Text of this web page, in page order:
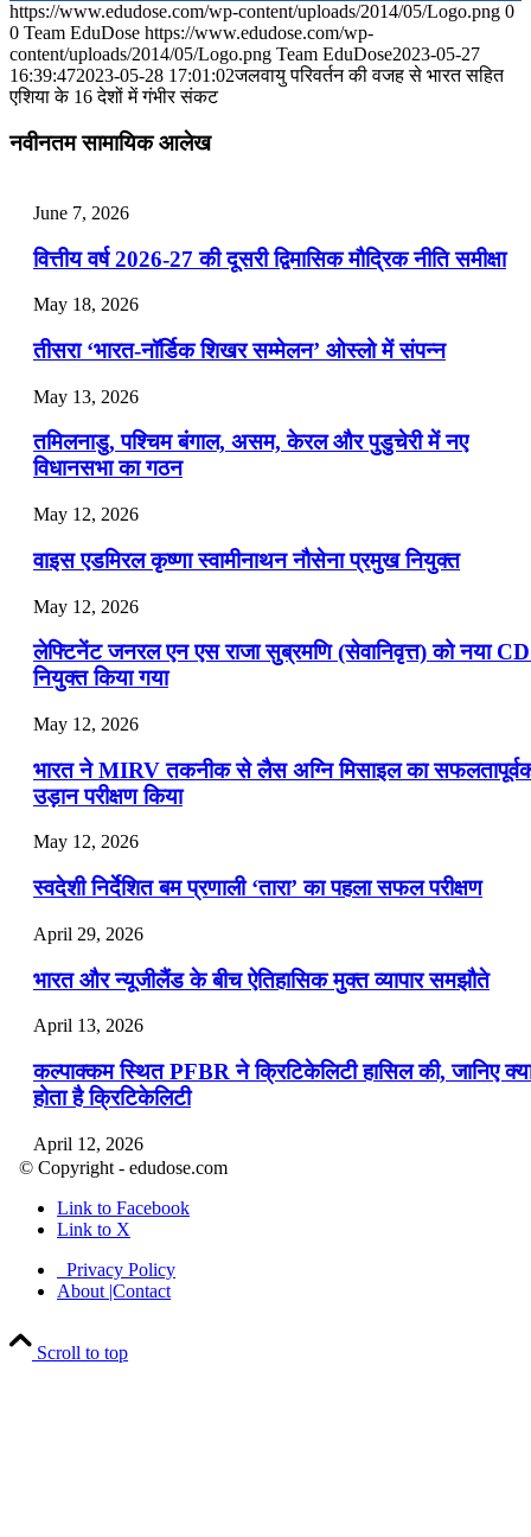
July 28, 2026
📝 डेली करेंट अफेयर्स: 25-27 जुलाई 2026
July 22, 2026
📝 डेली करेंट अफेयर्स: 19-21 जुलाई 2026
July 19, 2026
📝 डेली करेंट अफेयर्स: 16-18 जुलाई 2026
July 16, 2026
📝 डेली करेंट अफेयर्स: 13-15 जुलाई 2026
https://www.edudose.com/wp-content/uploads/2014/05/Logo.png 0
0 Team EduDose https://www.edudose.com/wp-
content/uploads/2014/05/Logo.png Team EduDose2023-05-27
16:39:472023-05-28 17:01:02जलवायु परिवर्तन की वजह से भारत सहित
एशिया के 16 देशों में गंभीर संकट
नवीनतम सामायिक आलेख
June 7, 2026
वित्तीय वर्ष 2026-27 की दूसरी द्विमासिक मौद्रिक नीति समीक्षा
May 18, 2026
तीसरा ‘भारत-नॉर्डिक शिखर सम्मेलन’ ओस्लो में संपन्न
May 13, 2026
तमिलनाडु, पश्चिम बंगाल, असम, केरल और पुडुचेरी में नए
विधानसभा का गठन
May 12, 2026
वाइस एडमिरल कृष्णा स्वामीनाथन नौसेना प्रमुख नियुक्त
May 12, 2026
लेफ्टिनेंट जनरल एन एस राजा सुब्रमणि (सेवानिवृत्त) को नया
नियुक्त किया गया
May 12, 2026
भारत ने MIRV तकनीक से लैस अग्नि मिसाइल का
उड़ान परीक्षण किया
May 12, 2026
स्वदेशी निर्देशित बम प्रणाली ‘तारा’ का पहला सफल परीक्षण
April 29, 2026
भारत और न्यूजीलैंड के बीच ऐतिहासिक मुक्त व्यापार समझौते
April 13, 2026
कल्पाक्कम स्थित PFBR ने क्रिटिकेलिटी हासिल की, जानिए
होता है क्रिटिकेलिटी
April 12, 2026
April 9, 2026
नासा का आर्टेमिस-2 मिशन: मनुष्य एक बार फिर से चंद्रमा के
पहुंचा
April 7, 2026
© Copyright - edudose.com
Link to Facebook
Link to X
Privacy Policy
About |Contact
Scroll to top